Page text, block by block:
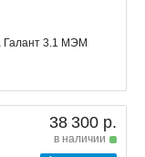
Галант 3.1 МЭМ
38 300 р.
в наличии